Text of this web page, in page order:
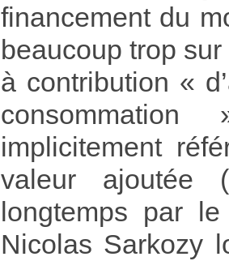
financement du
beaucoup trop
à contribution «
implicitement
valeur ajoutée
longtemps par
Nicolas Sarkozy